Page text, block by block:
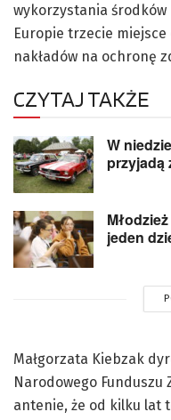
wykorzystania
Europie trzecie
nakładów na ochronę
CZYTAJ TAKŻE
W
przyjadą
jeden
Małgorzata Kiebzak
Narodowego Funduszu
antenie, że od kilku lat